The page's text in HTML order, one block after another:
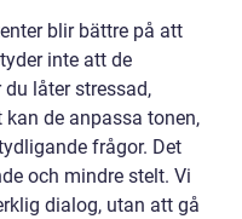
blir bättre på att
inte att de
du låter stressad,
de anpassa tonen,
frågor. Det
och mindre stelt. Vi
dialog, utan att gå